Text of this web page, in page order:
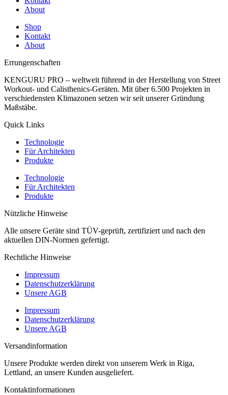
About
Shop
Kontakt
About
Errungenschaften
KENGURU PRO – weltweit führend in der Herstellung von Street
Workout- und Calisthenics-Geräten. Mit über 6.500 Projekten in
verschiedensten Klimazonen setzen wir seit unserer Gründung
Maßstäbe.
Quick Links
Technologie
Für Architekten
Produkte
Technologie
Für Architekten
Produkte
Nützliche Hinweise
Alle unsere Geräte sind TÜV-geprüft, zertifiziert und nach den
aktuellen DIN-Normen gefertigt.
Rechtliche Hinweise
Impressum
Datenschutz­erklärung
Unsere AGB
Impressum
Datenschutz­erklärung
Unsere AGB
Versandinformation
Unsere Produkte werden direkt von unserem Werk in Riga,
Lettland, an unsere Kunden ausgeliefert.
Kontaktinformationen